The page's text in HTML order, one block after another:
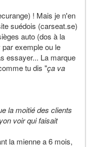
! Mais je n'en
suédois (carseat.se)
auto (dos à la
exemple ou le
essayer... La marque
tu dis "ça va
la moitié des clients
voir qui faisait
la mienne a 6 mois,